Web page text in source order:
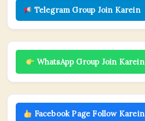
Telegram Group Join Karein
WhatsApp Group Join Karein
Facebook Page Follow Karein